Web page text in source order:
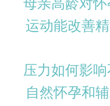
母亲高龄对怀
运动能改善
压力如何影
自然怀孕和